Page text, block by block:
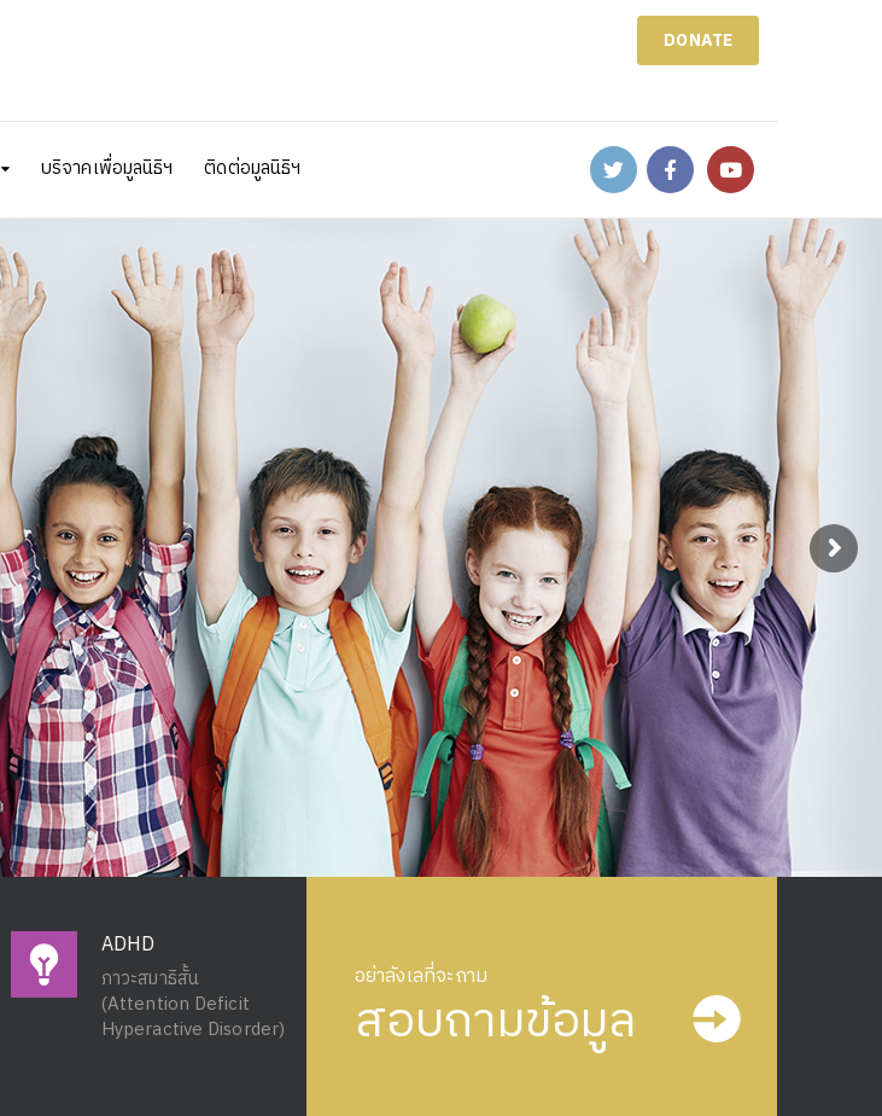
DONATE
บริจาคเพื่อมูลนิธิฯ ติดต่อมูลนิธิฯ
ADHD
ภาวะสมาธิสั้น
(Attention Deficit
Hyperactive Disorder)
อย่าลังเลที่จะถาม
สอบถามข้อมูล